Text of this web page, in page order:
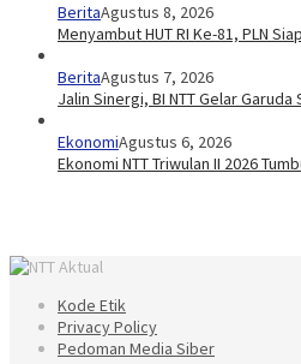
BeritaAgustus 8, 2026
Menyambut HUT RI Ke-81, PLN
BeritaAgustus 7, 2026
Jalin Sinergi, BI NTT Gelar
EkonomiAgustus 6, 2026
Ekonomi NTT Triwulan II 2026
Kode Etik
Privacy Policy
Pedoman Media Siber